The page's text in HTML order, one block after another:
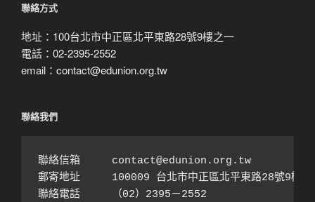
聯絡方式
地址：100台北市中正區北平東路28號9樓之一
電話：02-2395-2552
email：contact@edunion.org.tw
聯絡我們
聯絡信箱　　　contact@edunion.org.tw
郵寄地址　　　100009 台北市中正區北平東路28號9樓之
聯絡電話　　　（02）2395－2552